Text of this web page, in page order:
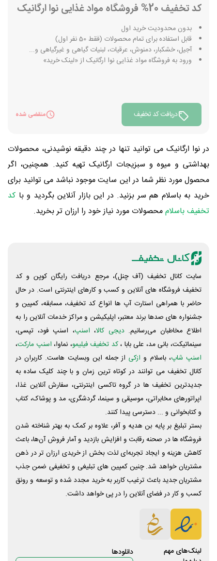
کد تخفیف 20% فروشگاه مواد غذایی نوا ارگانیک
بدون محدودیت خرید اول
قابل استفاده برای تمام محصولات (فقط 50 نفر اول)
آجیل، خشکبار، دمنوش، عرقیات، لبنیات گیاهی و غیرگیاهی و...
ورود به فروشگاه مواد غذایی نوا ارگانیک از «لینک خرید»
دریافت کد تخفیف منقضی شده
در نوا ارگانیک می توانید تنها در چند دقیقه نوشیدنی، محصولات
بهداشتی و میوه و سبزیجات ارگانیک تهیه کنید. همچنین، اگر
محصول مورد نظر شما در این سایت موجود نباشد می توانید برای
خرید به باسلام هم سر بزنید. در این بازار آنلاین بگردید و با کد
تخفیف باسلاممحصولات مورد نیاز خود را ارزان تر بخرید.
سایت کانال تخفیف (آف چنل)، مرجع دریافت رایگان کوپن و کد
تخفیف فروشگاه های آنلاین و کسب و‌ کارهای اینترنتی است. در حال
حاضر با همراهی استارت آپ ها انواع کد تخفیف، مسابقه، کمپین و
جشنواره های صدها برند معتبر، اپلیکیشن و مراکز خدمات آنلاین را به
اطلاع مخاطبان می‌رسانیم. دیجی کالا، اسنپ، اسنپ فود، تپسی،
سینماتیکت، بانی مد، علی‌ بابا ،کد تخفیف فیلیمو، نماوا، اسنپ مارکت،
اسنپ شاپ، باسلام و ازکی از جمله این وبسایت ‌هاست. کاربران در
کانال تخفیف می توانند در کوتاه ترین زمان و با چند کلیک ساده به
جدیدترین تخفیف ها در گروه تاکسی اینترنتی، سفارش آنلاین غذا،
اپراتورهای مخابراتی، موسیقی و سینما، گردشگری، مد و پوشاک، کتاب
و کتابخوانی و ... دسترسی پیدا کنند.
بستر تبلیغ بر پایه بن هدیه و آفر، علاوه بر کمک به بهتر شناخته شدن
فروشگاه ها در صحنه رقابت و افزایش بازدید و آمار فروش آن‌ها، باعث
کاهش هزینه و ایجاد تجربه‌ای لذت بخش از خریدی ارزان تر در ذهن
مشتریان خواهد شد. چنین کمپین های تبلیغی و تخفیفی ضمن جذب
مشتریان جدید باعث ترغیب کاربر به خرید مجدد شده و توسعه و رونق
کسب و کار در فضای آنلاین را در پی خواهد داشت.
لینک‌های مهم دانلود‌ها